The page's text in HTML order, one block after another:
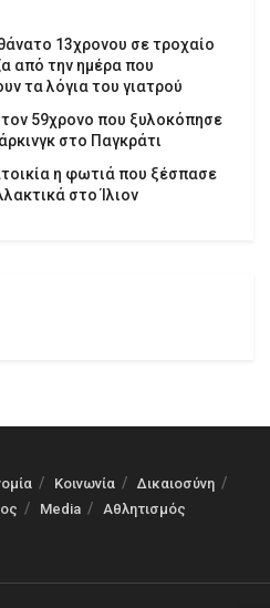
13χρονου σε τροχαίο
από την ημέρα που
τα λόγια του γιατρού
59χρονο που ξυλοκόπησε
στο Παγκράτι
η φωτιά που ξέσπασε
στο Ίλιον
Κοινωνία
Δικαιοσύνη
Media Αθλητισμός